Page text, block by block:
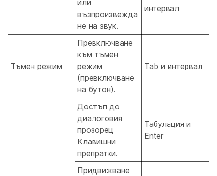
или
възпроизвежда
не на звук.
интервал
Тъмен режим
Превключване
към тъмен
режим
(превключване
на бутон).
Tab и интервал
Достъп до
диалоговия
прозорец
Клавишни
препратки.
Табулация и
Enter
Придвижване